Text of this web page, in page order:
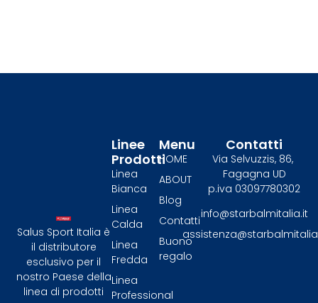
Salus Sport Italia è
il distributore
esclusivo per il
nostro Paese della
linea di prodotti
Menu
HOME
ABOUT
Blog
Contatti
Buono
regalo
Linee
Prodotti
Linea
Bianca
Linea
Calda
Linea
Fredda
Linea
Professional
Contatti
Via Selvuzzis, 86,
Fagagna UD
p.iva 03097780302
info@starbalmitalia.it